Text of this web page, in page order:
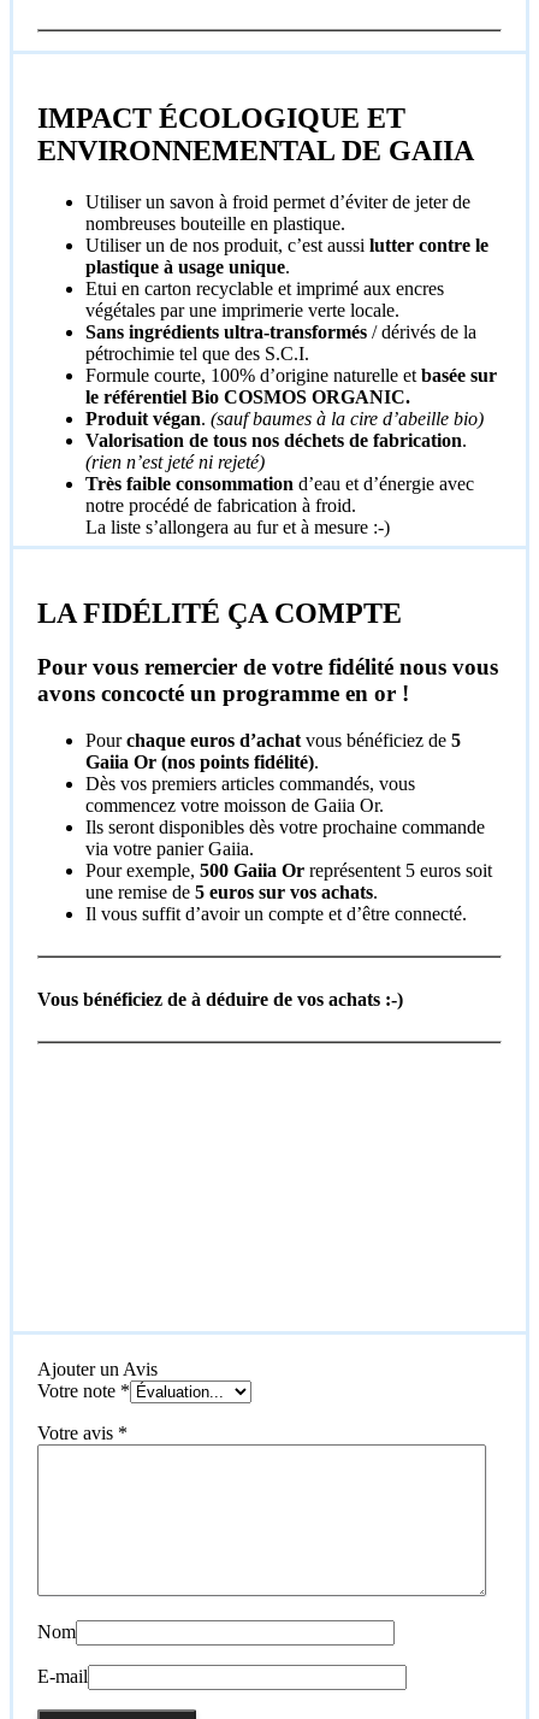
IMPACT ÉCOLOGIQUE ET
ENVIRONNEMENTAL DE GAIIA
Utiliser un savon à froid permet d’éviter de jeter de
nombreuses bouteille en plastique.
Utiliser un de nos produit, c’est aussi lutter contre le
plastique à usage unique.
Etui en carton recyclable et imprimé aux encres
végétales par une imprimerie verte locale.
Sans ingrédients ultra-transformés / dérivés de la
pétrochimie tel que des S.C.I.
Formule courte, 100% d’origine naturelle et basée sur
le référentiel Bio COSMOS ORGANIC.
Produit végan. (sauf baumes à la cire d’abeille bio)
Valorisation de tous nos déchets de fabrication.
(rien n’est jeté ni rejeté)
Très faible consommation d’eau et d’énergie avec
notre procédé de fabrication à froid.
La liste s’allongera au fur et à mesure :-)
LA FIDÉLITÉ ÇA COMPTE
Pour vous remercier de votre fidélité nous vous
avons concocté un programme en or !
Pourchaque euros d’achat vous bénéficiez de 5
Gaiia Or (nos points fidélité).
Dès vos premiers articles commandés, vous
commencez votre moisson de Gaiia Or.
Ils seront disponibles dès votre prochaine commande
via votre panier Gaiia.
Pour exemple, 500 Gaiia Or représentent 5 euros soit
une remise de 5 euros sur vos achats.
Il vous suffit d’avoir un compte et d’être connecté.
Vous bénéficiez de à déduire de vos achats :-)
Ajouter un Avis
Votre note *
Votre avis *
Nom
E-mail